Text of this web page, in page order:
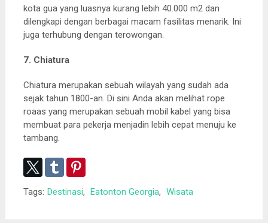
kota gua yang luasnya kurang lebih 40.000 m2 dan
dilengkapi dengan berbagai macam fasilitas menarik. Ini
juga terhubung dengan terowongan.
7. Chiatura
Chiatura merupakan sebuah wilayah yang sudah ada
sejak tahun 1800-an. Di sini Anda akan melihat rope
roaas yang merupakan sebuah mobil kabel yang bisa
membuat para pekerja menjadin lebih cepat menuju ke
tambang.
Tags: Destinasi, Eatonton Georgia, Wisata